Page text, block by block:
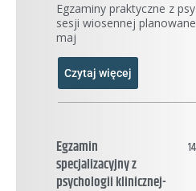
Egzaminy praktyczne z
sesji wiosennej
maj
Czytaj więcej
Egzamin
specjalizacyjny z
psychologii klinicznej-